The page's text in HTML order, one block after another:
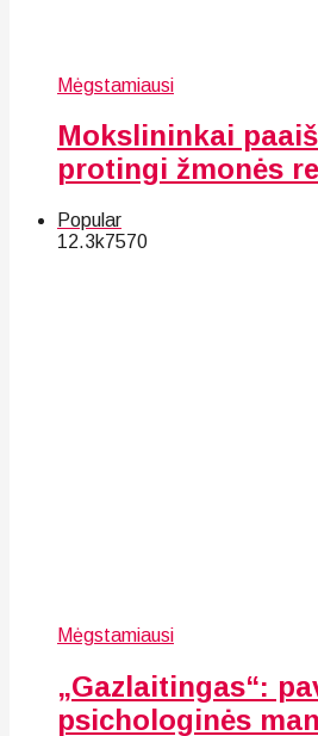
Mėgstamiausi
Mokslininkai
protingi žmonės
Popular
12.3k7570
Mėgstamiausi
„Gazlaitingas“:
psichologinės